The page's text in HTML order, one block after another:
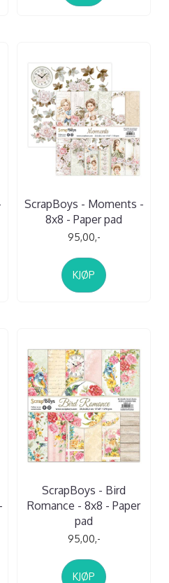
ScrapBoys - Moments -
8x8 - Paper pad
95,00,-
KJØP
ScrapBoys - Bird
Romance - 8x8 - Paper
pad
95,00,-
KJØP